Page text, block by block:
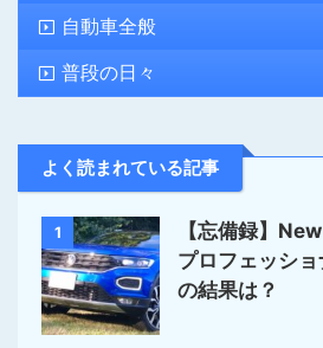
自動車全般
普段の日々
よく読まれている記事
1
【忘備録】
プロフェッシ
の結果は？